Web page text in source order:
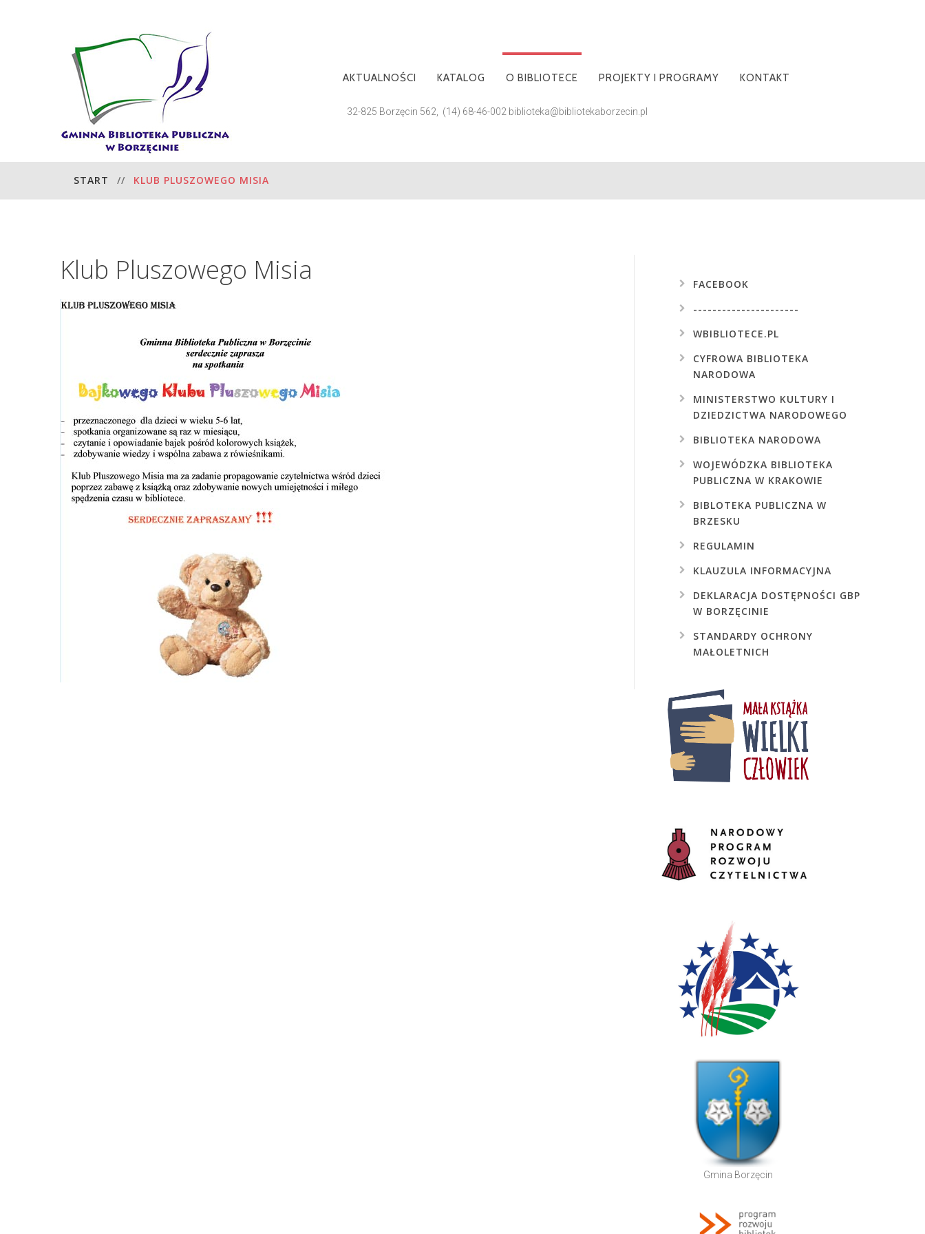
AKTUALNOŚCI KATALOG O BIBLIOTECE
PROZA JÓZEFA BARANA”
HISTORIA SZKOŁY W
PRZYBOROWIE
PROJEKTY I PROGRAMY KONTAKT
32-825 Borzęcin 562, (14) 68-46-002 biblioteka@bibliotekaborzecin.pl
START // KLUB PLUSZOWEGO MISIA
Klub Pluszowego Misia
FACEBOOK
----------------------
WBIBLIOTECE.PL
CYFROWA BIBLIOTEKA
NARODOWA
MINISTERSTWO KULTURY I
DZIEDZICTWA NARODOWEGO
BIBLIOTEKA NARODOWA
WOJEWÓDZKA BIBLIOTEKA
PUBLICZNA W KRAKOWIE
BIBLOTEKA PUBLICZNA W
BRZESKU
REGULAMIN
KLAUZULA INFORMACYJNA
DEKLARACJA DOSTĘPNOŚCI GBP
W BORZĘCINIE
STANDARDY OCHRONY
MAŁOLETNICH
Gmina Borzęcin